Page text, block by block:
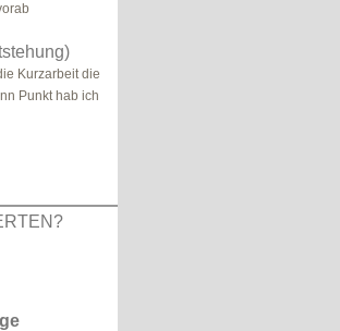
Kurzarbeit die
Punkt hab ich